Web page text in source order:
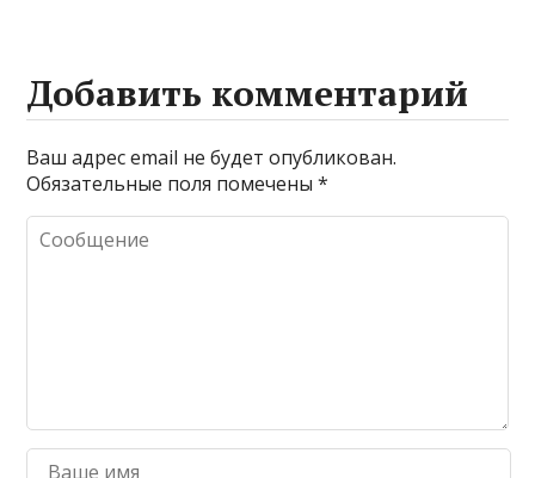
Добавить комментарий
Ваш адрес email не будет опубликован.
Обязательные поля помечены*